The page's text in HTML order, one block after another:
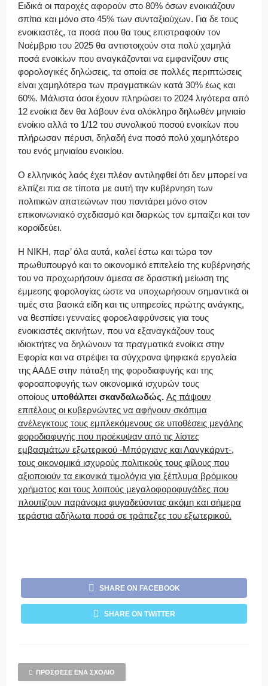
Ειδικά οι παροχές αφορούν στο 80% όσων ενοικιάζουν
σπίτια και μόνο στο 45% των συνταξιούχων. Για δε τους
ενοικιαστές, τα ποσά που θα τους επιστραφούν τον
Νοέμβριο του 2025 θα αντιστοιχούν στα πολύ χαμηλά
ποσά ενοικίων που αναγκάζονται να εμφανίζουν στις
φορολογικές δηλώσεις, τα οποία σε πολλές περιπτώσεις
είναι χαμηλότερα των πραγματικών κατά 30% έως και
60%. Μάλιστα όσοι έχουν πληρώσει το 2024 λιγότερα από
12 ενοίκια δεν θα λάβουν ένα ολόκληρο δηλωθέν μηνιαίο
ενοίκιο αλλά το 1/12 του συνολικού ποσού ενοικίων που
πλήρωσαν πέρυσι, δηλαδή ένα ποσό πολύ χαμηλότερο
του ενός μηνιαίου ενοικίου.
Ο ελληνικός λαός έχει πλέον αντιληφθεί ότι δεν μπορεί να
ελπίζει πια σε τίποτα με αυτή την κυβέρνηση των
πολιτικών απατεώνων που ποντάρει μόνο στον
επικοινωνιακό σχεδιασμό και διαρκώς τον εμπαίζει και τον
κοροϊδεύει.
Η ΝΙΚΗ, παρ’ όλα αυτά, καλεί έστω και τώρα τον
πρωθυπουργό και το οικονομικό επιτελείο της κυβέρνησής
του να προχωρήσουν άμεσα σε δραστική μείωση της
έμμεσης φορολογίας ώστε να υποχωρήσουν σημαντικά οι
τιμές στα βασικά είδη και τις υπηρεσίες πρώτης ανάγκης,
να θεσπίσει γενναίες φοροελαφρύνσεις για τους
ενοικιαστές ακινήτων, που να εξαναγκάζουν τους
ιδιοκτήτες να δηλώνουν τα πραγματικά ενοίκια στην
Εφορία και να στρέψει τα σύγχρονα ψηφιακά εργαλεία
της ΑΑΔΕ στην πάταξη της φοροδιαφυγής και της
φοροαποφυγής των οικονομικά ισχυρών τους
οποίους υποθάλπει σκανδαλωδώς. Ας πάψουν
επιτέλους οι κυβερνώντες να αφήνουν σκόπιμα
ανέλεγκτους τους εμπλεκόμενους σε υποθέσεις μεγάλης
φοροδιαφυγής που προέκυψαν από τις λίστες
εμβασμάτων εξωτερικού -Μπόργιανς και Λανγκάρντ-,
τους οικονομικά ισχυρούς πολιτικούς τους φίλους που
αξιοποιούν τα εικονικά τιμολόγια για ξέπλυμα βρόμικου
χρήματος και τους λοιπούς μεγαλοφοροφυγάδες που
πλουτίζουν παράνομα φυγαδεύοντας ακόμη και σήμερα
τεράστια αδήλωτα ποσά σε τράπεζες του εξωτερικού.
SHARE ON FACEBOOK
SHARE ON TWITTER
ΠΡΌΣΘΕΣΕ ΈΝΑ ΣΧΌΛΙΟ